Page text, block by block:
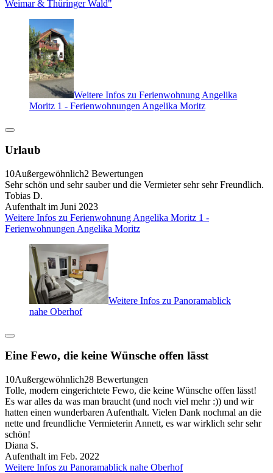
Weimar & Thüringer Wald"
Weitere Infos zu Ferienwohnung Angelika
Moritz 1 - Ferienwohnungen Angelika Moritz
Urlaub
10Außergewöhnlich2 Bewertungen
Sehr schön und sehr sauber und die Vermieter sehr sehr Freundlich.
Tobias D.
Aufenthalt im Juni 2023
Weitere Infos zu Ferienwohnung Angelika Moritz 1 -
Ferienwohnungen Angelika Moritz
Weitere Infos zu Panoramablick
nahe Oberhof
Eine Fewo, die keine Wünsche offen lässt
10Außergewöhnlich28 Bewertungen
Tolle, modern eingerichtete Fewo, die keine Wünsche offen lässt!
Es war alles da was man braucht (und noch viel mehr :)) und wir
hatten einen wunderbaren Aufenthalt. Vielen Dank nochmal an die
nette und freundliche Vermieterin Annett, es war wirklich sehr sehr
schön!
Diana S.
Aufenthalt im Feb. 2022
Weitere Infos zu Panoramablick nahe Oberhof